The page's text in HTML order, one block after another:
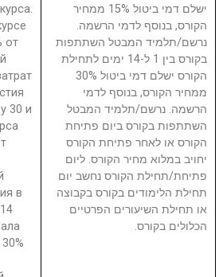
от
30 и
в
ישלם דמי ביטול 15% ממחיר
הקורס, בנוסף לדמי הרשמה.
נרשם/תלמיד המבטל השתתפות
בקורס בין 1 ל-14 ימים לתחילת
הקורס ישלם דמי ביטול 30%
ממחיר הקורס, בנוסף לדמי
הרשמה. נרשם/תלמיד המבטל
השתתפות בקורס ביום פתיחת
הקורס או לאחר פתיחת הקורס
יחויב במלוא מחיר הקורס. ליום
פתיחת/תחילת הקורס נחשב יום
תחילת הלימודים בקורס בקבוצה
או תחילת השיעורים הפרטיים
הכלולים בקורס.